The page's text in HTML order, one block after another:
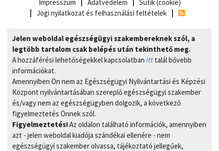
Impresszum
Adatvédelem
Sütik (cookie)
Jogi nyilatkozat és felhasználási feltételek
Jelen weboldal egészségügyi szakembereknek szól, a
legtöbb tartalom csak belépés után tekinthető meg.
A hozzáférési lehetőségekkel kapcsolatban itt talál bővebb
információkat.
Amennyiben Ön nem az Egészségügyi Nyilvántartási és Képzési
Központ nyilvántartásában szereplő egészségügyi szakember
és/vagy nem az egészségügyben dolgozik, a következő
figyelmeztetés Önnek szól.
Figyelmeztetés!Az oldalon található információk, amennyiben
azt - jelen weboldal kiadója szándékai ellenére - nem
egészségügyi szakember olvassa, tájékoztató jellegűek,